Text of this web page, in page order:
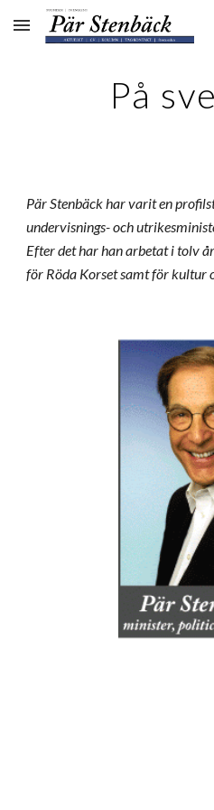
Skip to main content
På
Pär Stenbäck har varit en
undervisnings- och
Efter det har han arbetat i tolv
för Röda Korset samt för kultur